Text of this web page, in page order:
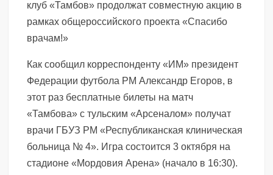
клуб «Тамбов» продолжат совместную акцию в
рамках общероссийского проекта «Спасибо
врачам!»
Как сообщил корреспонденту «ИМ» президент
Федерации футбола РМ Александр Егоров, в
этот раз бесплатные билеты на матч
«Тамбова» с тульским «Арсеналом» получат
врачи ГБУЗ РМ «Республиканская клиническая
больница № 4». Игра состоится 3 октября на
стадионе «Мордовия Арена» (начало в 16:30).